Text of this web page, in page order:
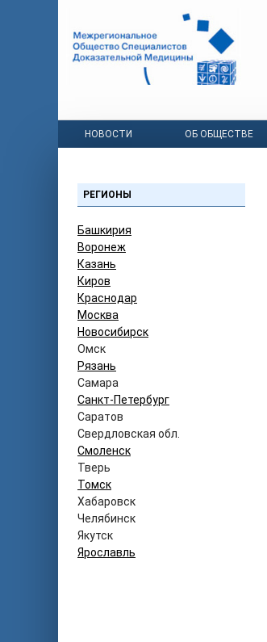
НОВОСТИ ОБ ОБЩЕСТВЕ
РЕГИОНЫ
Башкирия
Воронеж
Казань
Киров
Краснодар
Москва
Новосибирск
Омск
Рязань
Самара
Санкт-Петербург
Саратов
Свердловская обл.
Смоленск
Тверь
Томск
Хабаровск
Челябинск
Якутск
Ярославль